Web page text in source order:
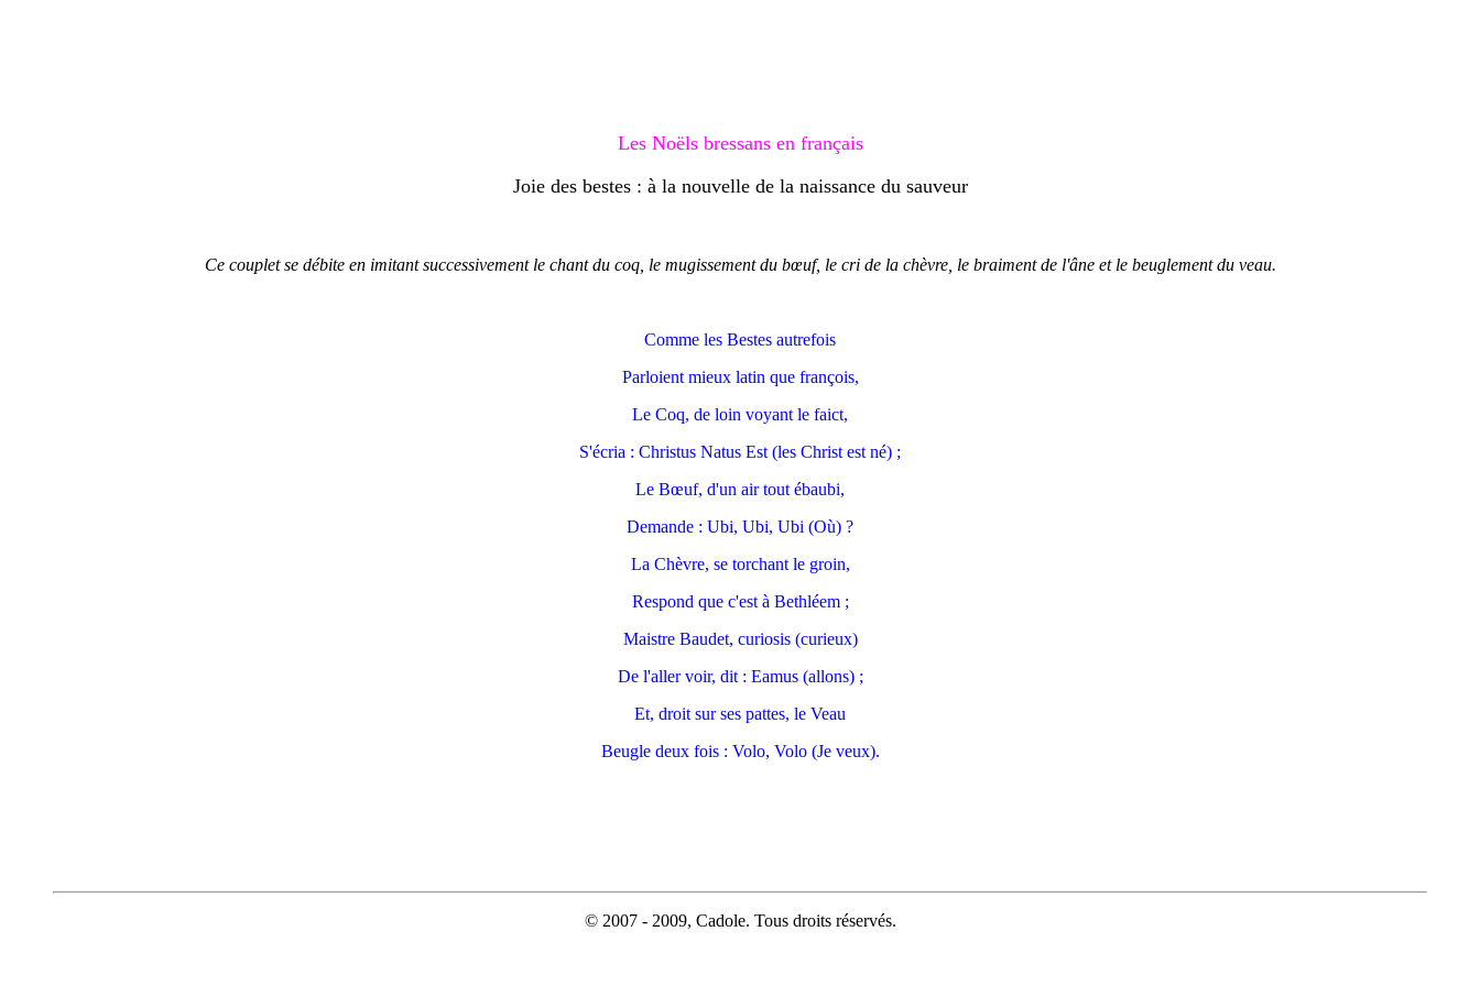
Les Noëls bressans en français
Joie des bestes : à la nouvelle de la naissance du sauveur
Ce couplet se débite en imitant successivement le chant du coq, le mugissement du bœuf, le cri de la chèvre, le braiment de l'âne et le beuglement du veau.
Comme les Bestes autrefois
Parloient mieux latin que françois,
Le Coq, de loin voyant le faict,
S'écria : Christus Natus Est (les Christ est né) ;
Le Bœuf, d'un air tout ébaubi,
Demande : Ubi, Ubi, Ubi (Où) ?
La Chèvre, se torchant le groin,
Respond que c'est à Bethléem ;
Maistre Baudet, curiosis (curieux)
De l'aller voir, dit : Eamus (allons) ;
Et, droit sur ses pattes, le Veau
Beugle deux fois : Volo, Volo (Je veux).
© 2007 - 2009, Cadole. Tous droits réservés.